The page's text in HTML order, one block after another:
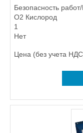
Безопасность
O2 Кислород
1
Нет
Цена (без учета